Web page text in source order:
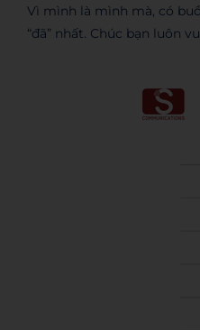
Vì mình là mình mà, có
“đã” nhất. Chúc bạn luôn